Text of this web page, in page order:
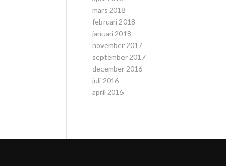
mars 2018
februari 2018
januari 2018
november 2017
september 2017
december 2016
juli 2016
april 2016